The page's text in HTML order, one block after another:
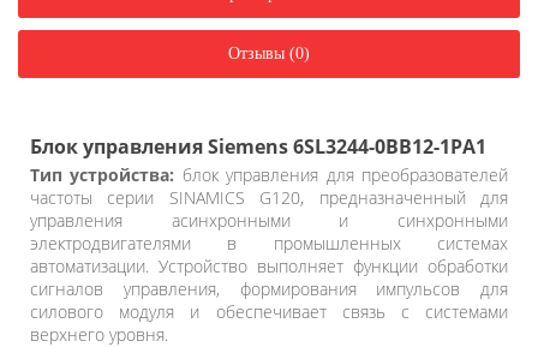
Отзывы (0)
Блок управления Siemens 6SL3244-0BB12-1PA1
Тип устройства: блок управления для преобразователей
частоты серии SINAMICS G120, предназначенный для
управления асинхронными и синхронными
электродвигателями в промышленных системах
автоматизации. Устройство выполняет функции обработки
сигналов управления, формирования импульсов для
силового модуля и обеспечивает связь с системами
верхнего уровня.